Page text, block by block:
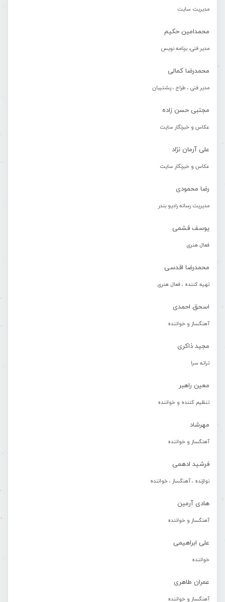
مدیریت سایت
محمدامین حکیم
مدیر فنی، برنامه نویس
محمدرضا کمالی
مدیر فنی ، طراح ، پشتیبان
مجتبی حسن زاده
عکاس و خبرنگار سایت
علی آرمان نژاد
عکاس و خبرنگار سایت
رضا محمودی
مدیریت رسانه رادیو بندر
یوسف قشمی
فعال هنری
محمدرضا اقدسی
تهیه کننده ، فعال هنری
اسحق احمدی
آهنگساز و خواننده
مجید ذاکری
ترانه سرا
معین راهبر
تنظیم کننده و خواننده
مهرشاد
آهنگساز و خواننده
فرشید ادهمی
نوازنده ، آهنگساز ، خواننده
هادی آرمین
آهنگساز و خواننده
علی ابراهیمی
خواننده
عمران طاهری
آهنگساز و خواننده